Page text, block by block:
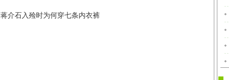
蒋介石入殓时为何穿七条内衣裤